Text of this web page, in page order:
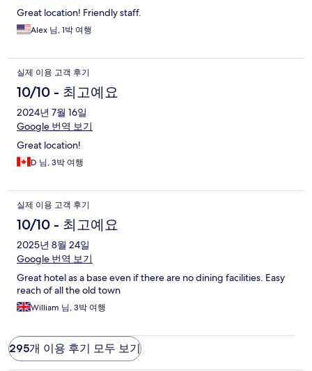
Great location! Friendly staff.
Alex 님, 1박 여행
실제 이용 고객 후기
10/10 - 최고예요
2024년 7월 16일
Google 번역 보기
Great location!
D 님, 3박 여행
실제 이용 고객 후기
10/10 - 최고예요
2025년 8월 24일
Google 번역 보기
Great hotel as a base even if there are no dining facilities. Easy
reach of all the old town
William 님, 3박 여행
295개 이용 후기 모두 보기